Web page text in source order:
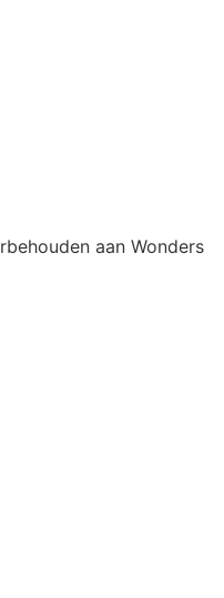
aan Wonders